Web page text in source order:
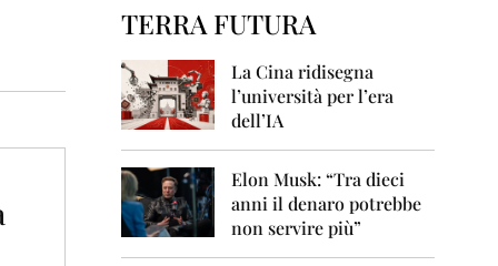
2
TERRA FUTURA
La Cina ridisegna
l’università per l’era
dell’IA
Elon Musk: “Tra dieci
anni il denaro potrebbe
non servire più”